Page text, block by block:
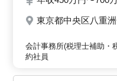
東京都中央区八重
会計事務所(税理士補助・
約社員